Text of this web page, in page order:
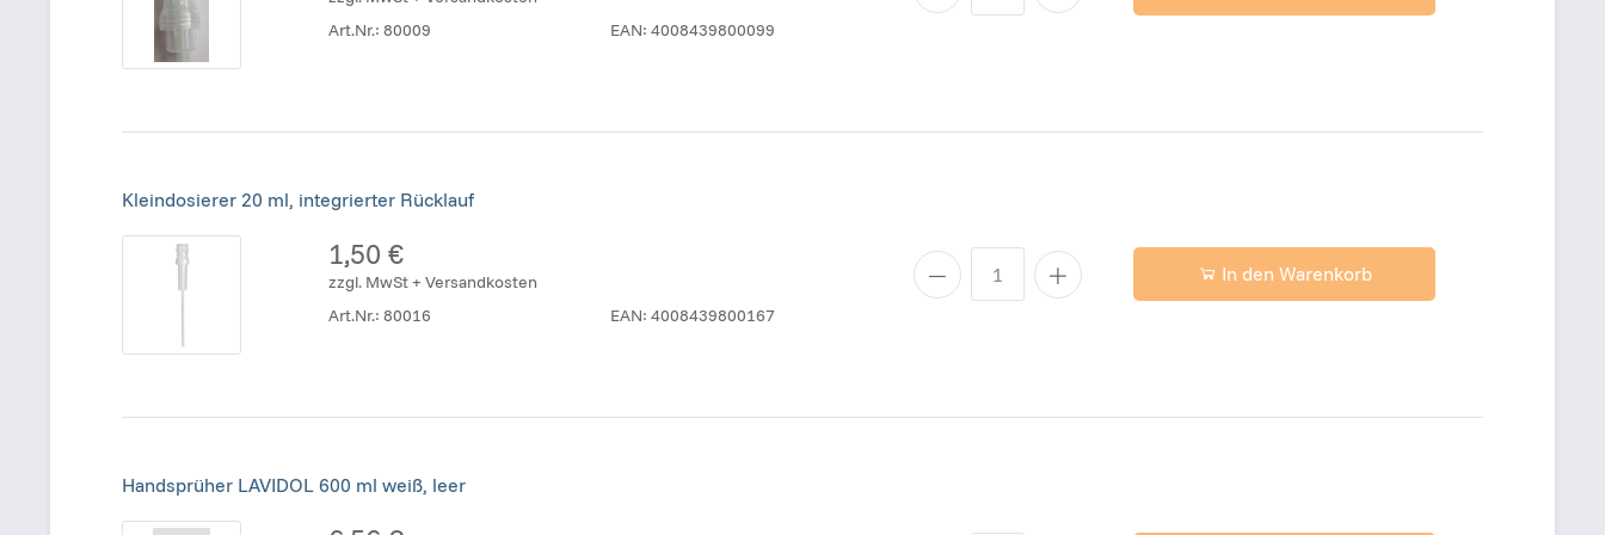
Art.Nr.:80009 EAN: 4008439800099
Kleindosierer 20 ml, integrierter Rücklauf
1,50 €
zzgl. MwSt + Versandkosten
Art.Nr.:80016 EAN: 4008439800167
In den Warenkorb
Handsprüher LAVIDOL 600 ml weiß, leer